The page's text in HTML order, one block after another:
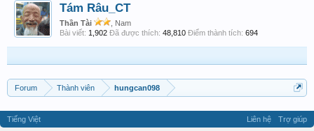
Tám Râu_CT
Thần Tài
, Nam
Bài viết: 1,902 Đã được thích: 48,810 Điểm thành tích: 694
Forum Thành viên hungcan098
Tiếng Việt Liên hệ
Trợ giúp